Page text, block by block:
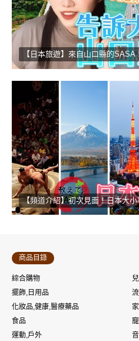
【日本旅遊】來自山口縣的
【頻道介紹】初次見面！日本大
商品目錄
綜合購物
擺飾,日用品
化妝品,健康,醫療藥品
食品
運動,戶外